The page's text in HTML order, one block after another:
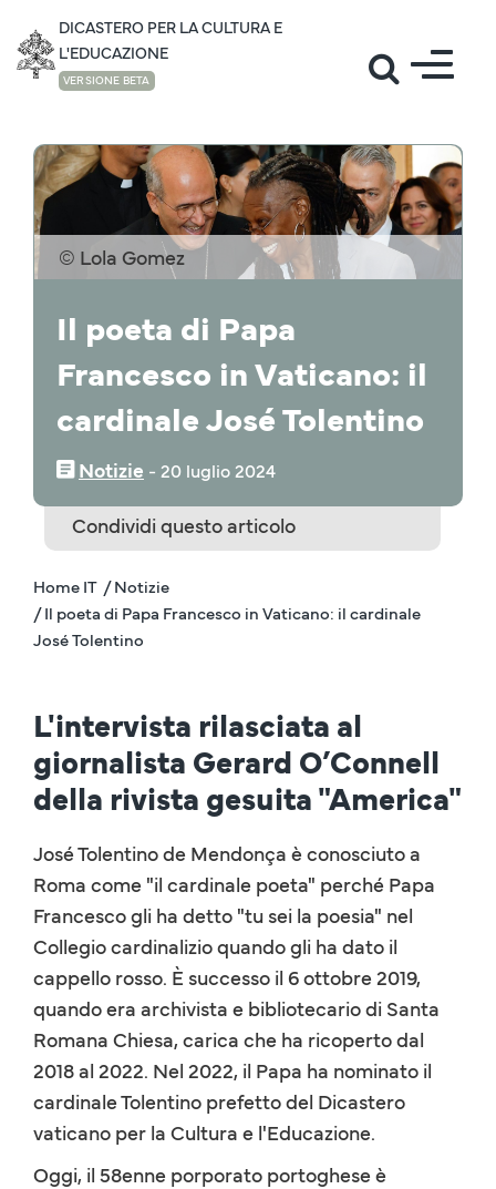
DICASTERO PER LA CULTURA E
L'EDUCAZIONE
VERSIONE BETA
NOTIZIE
© Lola Gomez
Il poeta di Papa
Francesco in Vaticano: il
cardinale José Tolentino
Notizie ‒ 20 luglio 2024
Condividi questo articolo
Home IT / Notizie
/ Il poeta di Papa Francesco in Vaticano: il cardinale
José Tolentino
L'intervista rilasciata al
giornalista Gerard O’Connell
della rivista gesuita "America"
José Tolentino de Mendonça è conosciuto a
Roma come "il cardinale poeta" perché Papa
Francesco gli ha detto "tu sei la poesia" nel
Collegio cardinalizio quando gli ha dato il
cappello rosso. È successo il 6 ottobre 2019,
quando era archivista e bibliotecario di Santa
Romana Chiesa, carica che ha ricoperto dal
2018 al 2022. Nel 2022, il Papa ha nominato il
cardinale Tolentino prefetto del Dicastero
vaticano per la Cultura e l'Educazione.
Oggi, il 58enne porporato portoghese è